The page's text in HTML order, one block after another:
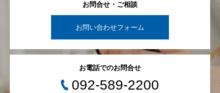
当塾は、お客さまよりお預かりした個人情報を適切に管理
者に開示いたしません。
・お客さまが希望されるサービスを行なうために当塾が業
務を委託する業者に対して開示する場合
・法令に基づき開示することが必要である場合
お問合せ・ご相談
お問い合わせフォーム
お電話でのお問合せ
092-589-2200